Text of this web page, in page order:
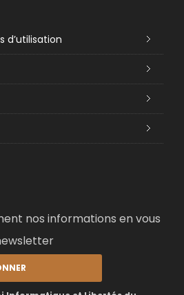
d’utilisation
nos informations en vous